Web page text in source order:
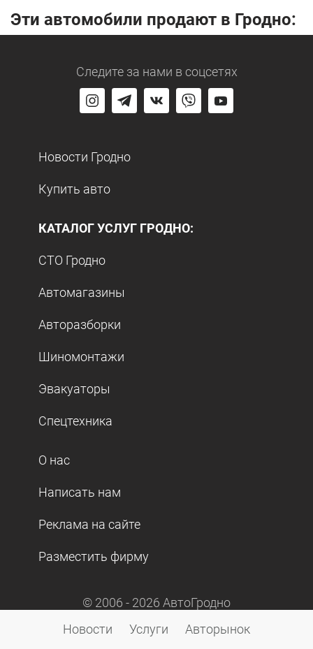
Эти автомобили продают в Гродно:
Следите за нами в соцсетях
Новости Гродно
Купить авто
КАТАЛОГ УСЛУГ ГРОДНО:
СТО Гродно
Автомагазины
Авторазборки
Шиномонтажи
Эвакуаторы
Спецтехника
О нас
Написать нам
Реклама на сайте
Разместить фирму
© 2006 - 2026 АвтоГродно
Новости
Услуги Авторынок